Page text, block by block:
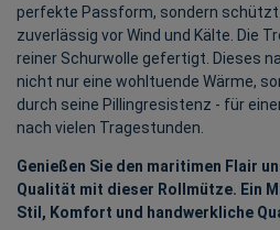
perfekte Passform, sondern schützt
zuverlässig vor Wind und Kälte. Die
reiner Schurwolle gefertigt. Dieses
nicht nur eine wohltuende Wärme,
durch seine Pillingresistenz - für
nach vielen Tragestunden.
Genießen Sie den maritimen Flair
Qualität mit dieser Rollmütze. Ein
Stil, Komfort und handwerkliche